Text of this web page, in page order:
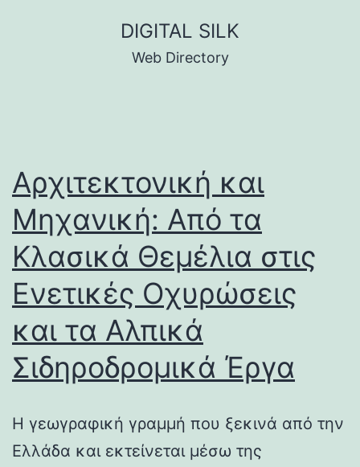
DIGITAL SILK
Web Directory
Αρχιτεκτονική και
Μηχανική: Από τα
Κλασικά Θεμέλια στις
Ενετικές Οχυρώσεις
και τα Αλπικά
Σιδηροδρομικά Έργα
Η γεωγραφική γραμμή που ξεκινά από την
Ελλάδα και εκτείνεται μέσω της